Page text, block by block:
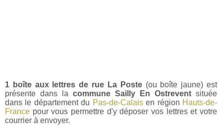
1 boîte aux lettres de rue La Poste(ou boîte jaune) est
présente dans la commune Sailly En Ostrevent située
dans le département du Pas-de-Calaisen région Hauts-de-
France pour vous permettre d'y déposer vos lettres et votre
courrier à envoyer.